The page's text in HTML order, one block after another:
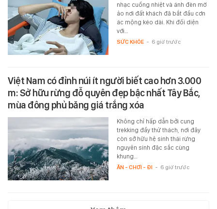
nhạc cuồng nhiệt và ánh đèn mờ
ảo nơi đất khách đã bắt đầu cơn
ác mộng kéo dài. Khi đối diện
với…
SỨC KHỎE - 6 giờ trước
Việt Nam có đỉnh núi ít người biết cao hơn 3.000
m: Sở hữu rừng đỗ quyên đẹp bậc nhất Tây Bắc,
mùa đông phủ băng giá trắng xóa
Không chỉ hấp dẫn bởi cung
trekking đầy thử thách, nơi đây
còn sở hữu hệ sinh thái rừng
nguyên sinh đặc sắc cùng
khung…
ĂN - CHƠI - ĐI - 6 giờ trước